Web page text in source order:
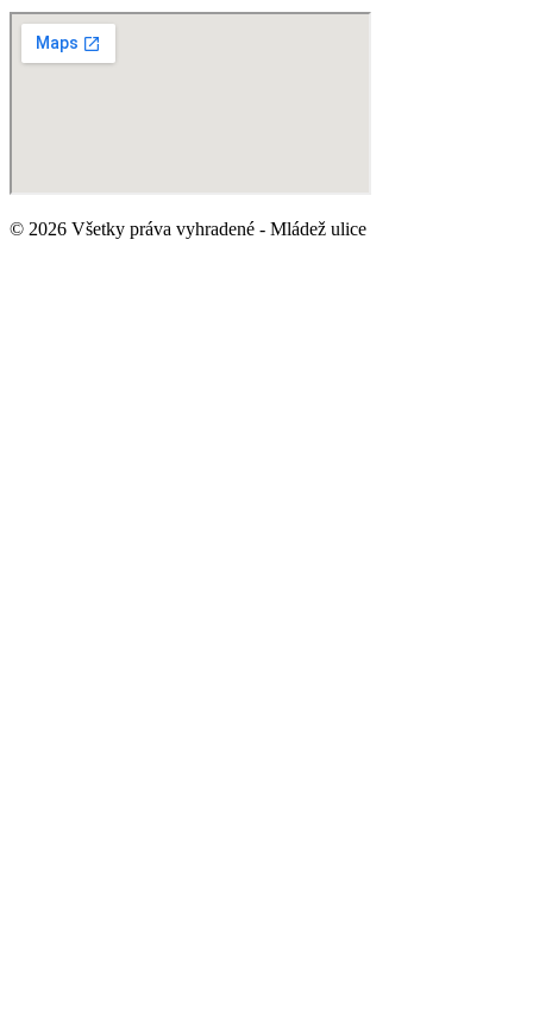
© 2026 Všetky práva vyhradené - Mládež ulice